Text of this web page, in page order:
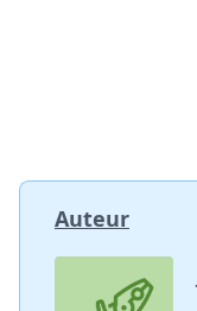
Auteur